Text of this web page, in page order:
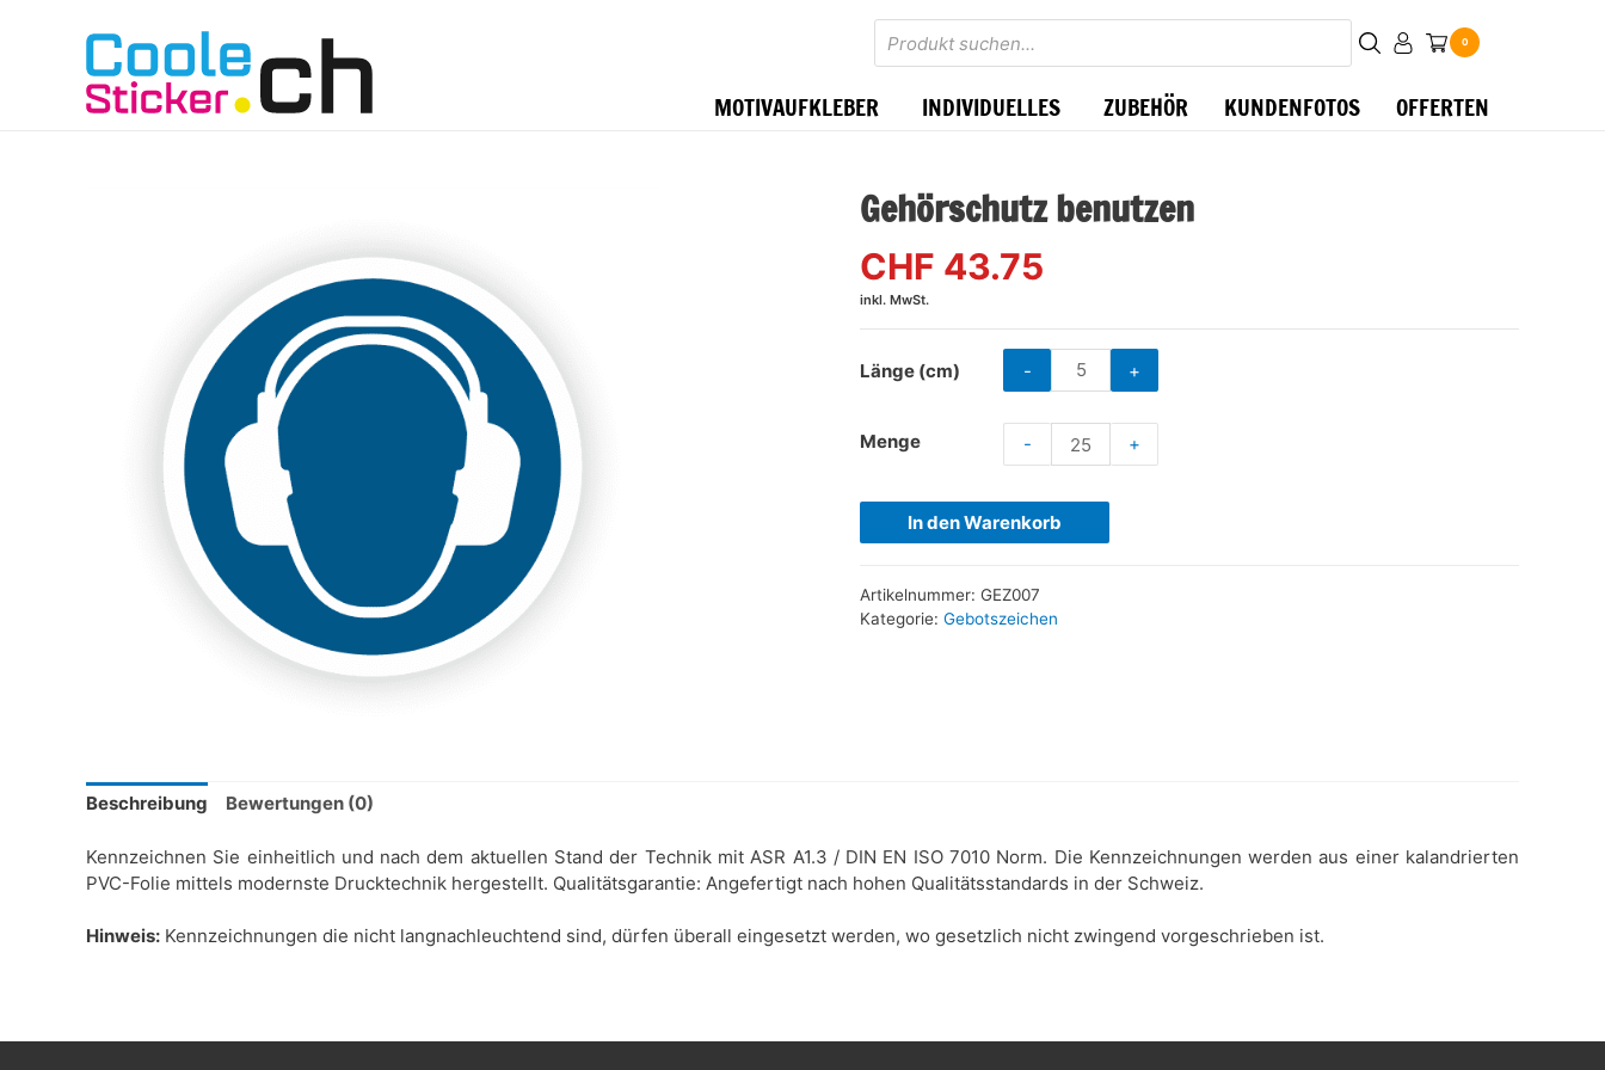
Products
search 0
MOTIVAUFKLEBER INDIVIDUELLES ZUBEHÖR KUNDENFOTOS OFFERTEN
Gehörschutz benutzen
CHF 43.75
inkl. MwSt.
Länge (cm) - +
Menge - +
In den Warenkorb
Artikelnummer: GEZ007
Kategorie: Gebotszeichen
Beschreibung Bewertungen (0)
Kennzeichnen Sie einheitlich und nach dem aktuellen Stand der Technik mit ASR A1.3 / DIN EN ISO 7010 Norm. Die Kennzeichnungen werden aus einer kalandrierten
PVC-Folie mittels modernste Drucktechnik hergestellt. Qualitätsgarantie: Angefertigt nach hohen Qualitätsstandards in der Schweiz.
Hinweis: Kennzeichnungen die nicht langnachleuchtend sind, dürfen überall eingesetzt werden, wo gesetzlich nicht zwingend vorgeschrieben ist.